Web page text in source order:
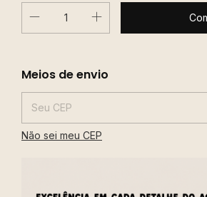
Entregas para o CEP:
Meios de envio
Não sei meu CEP